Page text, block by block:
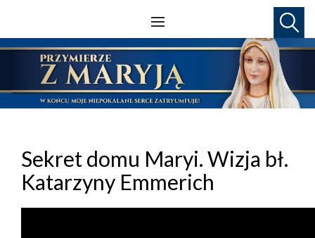
Sekret domu Maryi. Wizja bł.
Katarzyny Emmerich